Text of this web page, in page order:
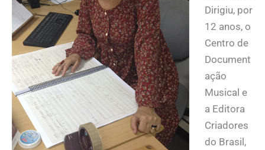
Dirigiu, por
12 anos, o
Centro de
Document
ação
Musical e
a Editora
Criadores
do Brasil,